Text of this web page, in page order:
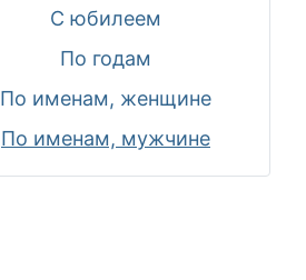
С юбилеем
По годам
По именам, женщине
По именам, мужчине